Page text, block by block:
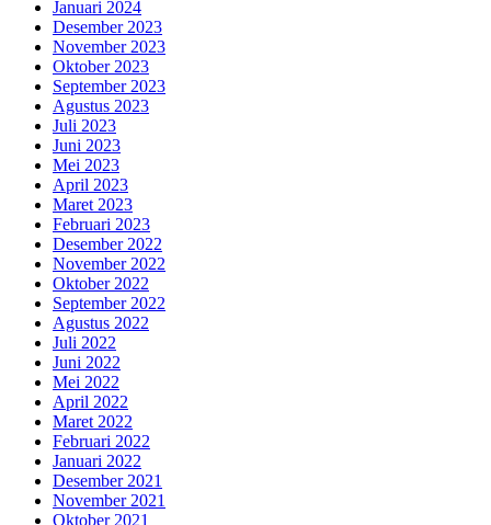
Januari 2024
Desember 2023
November 2023
Oktober 2023
September 2023
Agustus 2023
Juli 2023
Juni 2023
Mei 2023
April 2023
Maret 2023
Februari 2023
Desember 2022
November 2022
Oktober 2022
September 2022
Agustus 2022
Juli 2022
Juni 2022
Mei 2022
April 2022
Maret 2022
Februari 2022
Januari 2022
Desember 2021
November 2021
Oktober 2021